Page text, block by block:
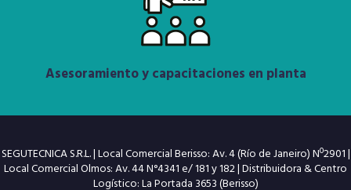
Asesoramiento y capacitaciones en planta
SEGUTECNICA S.R.L. | Local Comercial Berisso: Av. 4 (Río de Janeiro) Nº2901 |
Local Comercial Olmos: Av. 44 N°4341 e/ 181 y 182 | Distribuidora & Centro
Logístico: La Portada 3653 (Berisso)